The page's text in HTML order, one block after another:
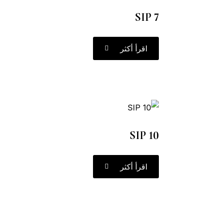
SIP 7
اقرأ أكثر
SIP 10
اقرأ أكثر